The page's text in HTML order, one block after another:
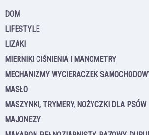
DOM
LIFESTYLE
LIZAKI
MIERNIKI CIŚNIENIA I MANOMETRY
MECHANIZMY WYCIERACZEK
MASŁO
MASZYNKI, TRYMERY, NOŻYCZKI DLA PSÓW
MAJONEZY